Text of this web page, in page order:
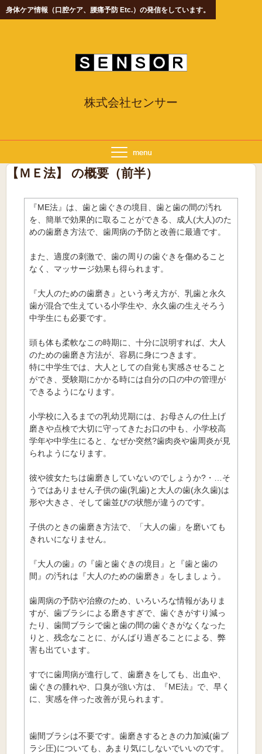
身体ケア情報（口腔ケア、腰痛予防 Etc.）の発信をしています。
株式会社センサー
【ＭＥ法】 の概要（前半）
『ME法』は、歯と歯ぐきの境目、歯と歯の間の汚れ
を、簡単で効果的に取ることができる、成人(大人)のた
めの歯磨き方法で、歯周病の予防と改善に最適です。
また、適度の刺激で、歯の周りの歯ぐきを傷めること
なく、マッサージ効果も得られます。
『大人のための歯磨き』という考え方が、乳歯と永久
歯が混合で生えている小学生や、永久歯の生えそろう
中学生にも必要です。
頭も体も柔軟なこの時期に、十分に説明すれば、大人
のための歯磨き方法が、容易に身につきます。
特に中学生では、大人としての自覚も実感させること
ができ、受験期にかかる時には自分の口の中の管理が
できるようになります。
小学校に入るまでの乳幼児期には、お母さんの仕上げ
磨きや点検で大切に守ってきたお口の中も、小学校高
学年や中学生にると、なぜか突然?歯肉炎や歯周炎が見
られようになります。
彼や彼女たちは歯磨きしていないのでしょうか?・…そ
うではありません子供の歯(乳歯)と大人の歯(永久歯)は
形や大きさ、そして歯並びの状態が違うのです。
子供のときの歯磨き方法で、「大人の歯」を磨いても
きれいになりません。
『大人の歯』の『歯と歯ぐきの境目』と『歯と歯の
間』の汚れは『大人のための歯磨き』をしましょう。
歯周病の予防や治療のため、いろいろな情報がありま
すが、歯ブラシによる磨きすぎで、歯ぐきがすり減っ
たり、歯間ブラシで歯と歯の間の歯ぐきがなくなった
りと、残念なことに、がんばり過ぎることによる、弊
害も出ています。
すでに歯周病が進行して、歯磨きをしても、出血や、
歯ぐきの腫れや、口臭が強い方は、『ME法』で、早く
に、実感を伴った改善が見られます。
歯間ブラシは不要です。歯磨きするときの力加減(歯ブ
ラシ圧)についても、あまり気にしないでいいのです。